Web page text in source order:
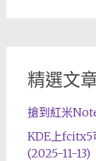
精選文
搶到紅米
KDE上fcitx5
(2025-11-13)